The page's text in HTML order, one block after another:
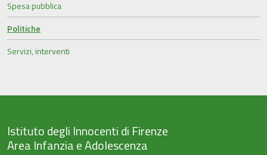
Spesa pubblica
Politiche
Servizi, interventi
Istituto degli Innocenti di Firenze
Area Infanzia e Adolescenza